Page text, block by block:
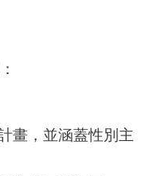
畫，並涵蓋性別主